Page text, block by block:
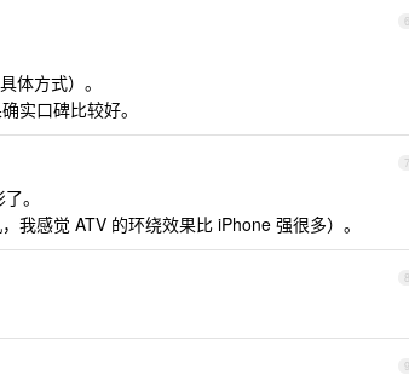
6
体方式）。
实口碑比较好。
7
。
我感觉 ATV 的环绕效果比 iPhone 强很多）。
8
9